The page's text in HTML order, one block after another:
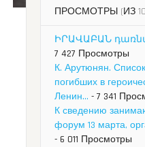
ПРОСМОТРЫ (ИЗ
ԻՐԱՎԱԲԱՆ
7 427 Просмотры
К. Арутюнян.
погибших в
Ленин... - 7 341
К сведению
форум 13 марта,
- 6 011 Просмотры